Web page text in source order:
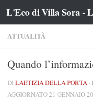
Salta al contenuto
L'Eco di Villa Sora -
ATTUALITÀ
Quando
DILAETIZIA DELLA PORTA
AGGIORNATO21 GENNAIO